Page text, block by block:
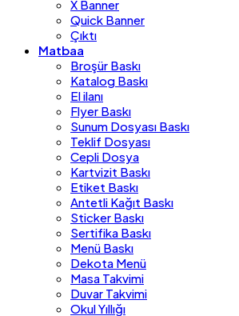
X Banner
Quick Banner
Çıktı
Matbaa
Broşür Baskı
Katalog Baskı
El ilanı
Flyer Baskı
Sunum Dosyası Baskı
Teklif Dosyası
Cepli Dosya
Kartvizit Baskı
Etiket Baskı
Antetli Kağıt Baskı
Sticker Baskı
Sertifika Baskı
Menü Baskı
Dekota Menü
Masa Takvimi
Duvar Takvimi
Okul Yıllığı